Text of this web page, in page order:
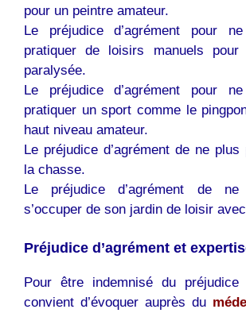
pour un peintre amateur.
Le préjudice d’agrément pour
pratiquer de loisirs manuels pour
paralysée.
Le préjudice d’agrément pour
pratiquer un sport comme le
haut niveau amateur.
Le préjudice d’agrément de ne
la chasse.
Le préjudice d’agrément de
s’occuper de son jardin de loisir
Préjudice d’agrément et
Pour être indemnisé du préjudice
convient d’évoquer auprès du